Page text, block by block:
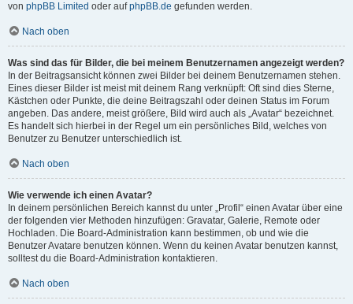
von phpBB Limited oder aufphpBB.de gefunden werden.
Nach oben
Was sind das für Bilder, die bei meinem Benutzernamen angezeigt werden?
In der Beitragsansicht können zwei Bilder bei deinem Benutzernamen stehen.
Eines dieser Bilder ist meist mit deinem Rang verknüpft: Oft sind dies Sterne,
Kästchen oder Punkte, die deine Beitragszahl oder deinen Status im Forum
angeben. Das andere, meist größere, Bild wird auch als „Avatar“ bezeichnet.
Es handelt sich hierbei in der Regel um ein persönliches Bild, welches von
Benutzer zu Benutzer unterschiedlich ist.
Nach oben
Wie verwende ich einen Avatar?
In deinem persönlichen Bereich kannst du unter „Profil“ einen Avatar über eine
der folgenden vier Methoden hinzufügen: Gravatar, Galerie, Remote oder
Hochladen. Die Board-Administration kann bestimmen, ob und wie die
Benutzer Avatare benutzen können. Wenn du keinen Avatar benutzen kannst,
solltest du die Board-Administration kontaktieren.
Nach oben